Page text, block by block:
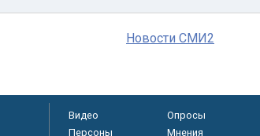
Новости СМИ2
Видео Опросы
Персоны
Мнения